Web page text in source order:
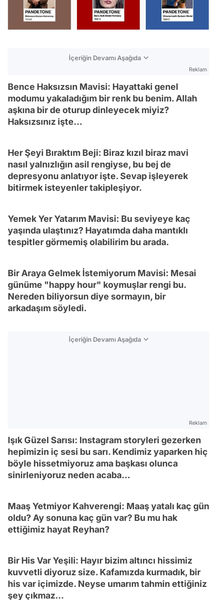
İçeriğin Devamı Aşağıda
Reklam
Bence Haksızsın Mavisi: Hayattaki genel
modumu yakaladığım bir renk bu benim. Allah
aşkına bir de oturup dinleyecek miyiz?
Haksızsınız işte...
Her Şeyi Bıraktım Beji: Biraz kızıl biraz mavi
nasıl yalnızlığın asil rengiyse, bu bej de
depresyonu anlatıyor işte. Sevap işleyerek
bitirmek isteyenler takipleşiyor.
Yemek Yer Yatarım Mavisi: Bu seviyeye kaç
yaşında ulaştınız? Hayatımda daha mantıklı
tespitler görmemiş olabilirim bu arada.
Bir Araya Gelmek İstemiyorum Mavisi: Mesai
günüme "happy hour" koymuşlar rengi bu.
Nereden biliyorsun diye sormayın, bir
arkadaşım söyledi.
İçeriğin Devamı Aşağıda
Reklam
Işık Güzel Sarısı: Instagram storyleri gezerken
hepimizin iç sesi bu sarı. Kendimiz yaparken hiç
böyle hissetmiyoruz ama başkası olunca
sinirleniyoruz neden acaba...
Maaş Yetmiyor Kahverengi: Maaş yatalı kaç gün
oldu? Ay sonuna kaç gün var? Bu mu hak
ettiğimiz hayat Reyhan?
Bir His Var Yeşili: Hayır bizim altıncı hissimiz
kuvvetli diyoruz size. Kafamızda kurmadık, bir
his var içimizde. Neyse umarım tahmin ettiğiniz
şey çıkmaz...